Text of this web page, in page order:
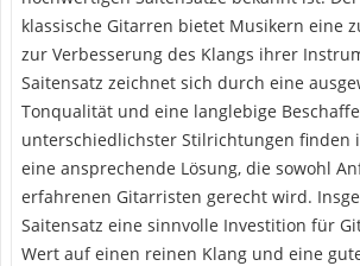
klassische Gitarren bietet Musikern eine
zur Verbesserung des Klangs ihrer
Saitensatz zeichnet sich durch eine
Tonqualität und eine langlebige
unterschiedlichster Stilrichtungen finden
eine ansprechende Lösung, die sowohl
erfahrenen Gitarristen gerecht wird.
Saitensatz eine sinnvolle Investition für
Wert auf einen reinen Klang und eine